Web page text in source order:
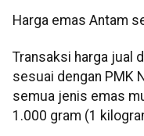
Harga emas Antam
Transaksi harga jual
sesuai dengan PMK
semua jenis emas
1.000 gram (1